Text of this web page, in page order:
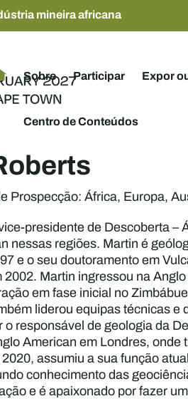
mineira africana
Sobre Participar Expor
Centro de Conteúdos
Prospecção: África, Europa,
presidente de Descoberta
nessas regiões. Martin é
e o seu doutoramento em
Martin ingressou na
em fase inicial no
liderou equipas técnicas
o responsável de geologia da
American em Londres,
assumiu a sua função
conhecimento das
e é apaixonado por fazer